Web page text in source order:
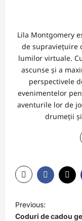
Lila Montgomery
de supraviețuire
lumilor virtuale.
ascunse și a
perspectivele
evenimentelor
aventurile lor de
drumeții
o
Previous:
Coduri de cadou